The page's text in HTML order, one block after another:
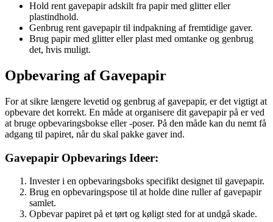
Hold rent gavepapir adskilt fra papir med glitter eller
plastindhold.
Genbrug rent gavepapir til indpakning af fremtidige gaver.
Brug papir med glitter eller plast med omtanke og genbrug
det, hvis muligt.
Opbevaring af Gavepapir
For at sikre længere levetid og genbrug af gavepapir, er det vigtigt at
opbevare det korrekt. En måde at organisere dit gavepapir på er ved
at bruge opbevaringsbokse eller -poser. På den måde kan du nemt få
adgang til papiret, når du skal pakke gaver ind.
Gavepapir Opbevarings Ideer:
Invester i en opbevaringsboks specifikt designet til gavepapir.
Brug en opbevaringspose til at holde dine ruller af gavepapir
samlet.
Opbevar papiret på et tørt og køligt sted for at undgå skade.